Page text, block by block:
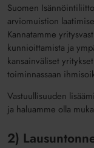
Suomen
arviomuistion
Kannatamme
kunnioittamista ja
kansainväliset
toiminnassaan
Vastuullisuuden
ja haluamme olla
2)